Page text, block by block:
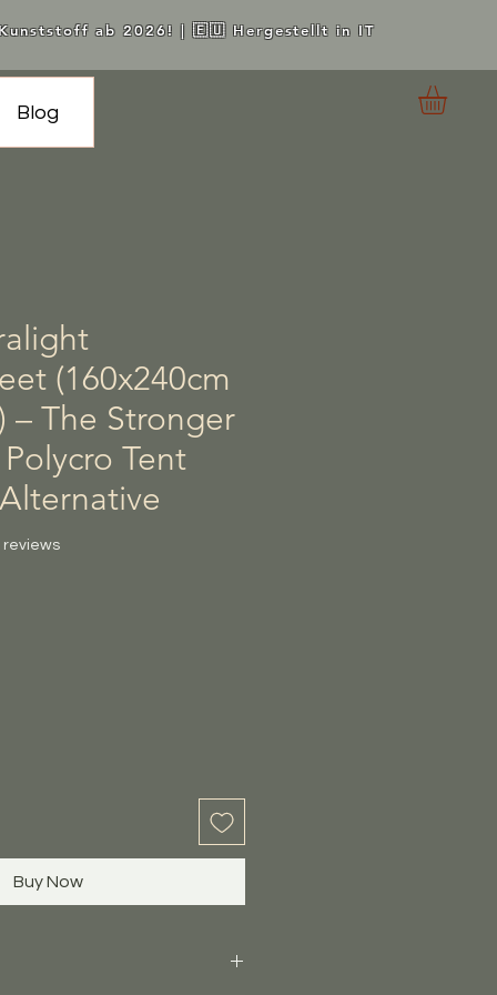
Kunststoff ab 2026! | 🇪🇺 Hergestellt in IT
Blog
(160x240cm
– The Stronger
Tent
stars based on 50 reviews
reviews
Buy Now